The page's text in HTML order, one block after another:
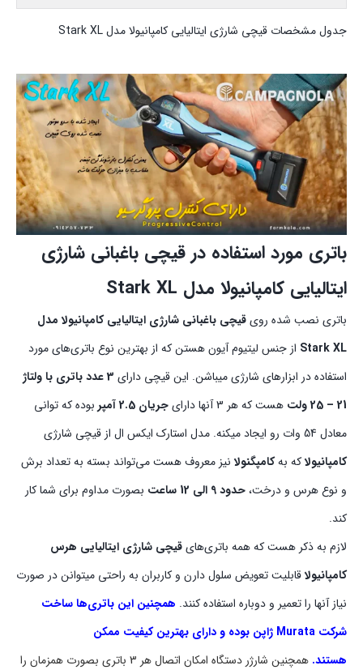
جدول مشخصات قیچی شارژی ایتالیایی کامپانیولا مدل Stark XL
باتری مورد استفاده در قیچی باغبانی شارژی
ایتالیایی کامپانیولا مدل Stark XL
باتری نصب شده رویقیچی باغبانی شارژی ایتالیایی کامپانیولا مدل
Stark XL از جنس لیتیوم آیون هستن که از بهترین نوع باتری‌های مورد
استفاده در ابزارهای شارژی میباشن. این قیچی دارای 3 عدد باتری با ولتاژ
21 – 25 ولت
هست که هر 3 آنها دارای جریان 2.5 آمپر
بوده که توانی
معادل 54 وات رو ایجاد میکنه. مدل استارک ایکس ال از قیچی شارژی
کامپانیولاکه بهکامپگنولا نیز معروف هست می‌تواند بسته به تعداد برش
و نوع هرس و درخت،حدود 9 الی 12 ساعت
بصورت مداوم برای شما کار
کند.
لازم به ذکر هست که همه باتری‌هایقیچی شارژی ایتالیایی هرس
کامپانیولاقابلیت تعویض سلول دارن و کاربران به راحتی میتوانن در صورت
نیاز آنها را تعمیر و دوباره استفاده کنند. همچنین این باتری‌ها ساخت
شرکت Murata ژاپن بوده و دارای بهترین کیفیت ممکن
هستند.
همچنین شارژر دستگاه امکان اتصال هر 3 باتری بصورت همزمان را